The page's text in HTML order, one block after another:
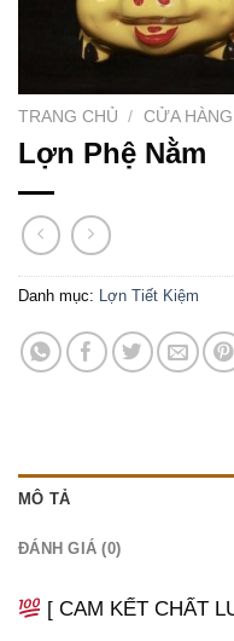
TRANG CHỦ / CỬA HÀNG
Lợn Phệ Nằm
Danh mục: Lợn Tiết Kiệm
MÔ TẢ
ĐÁNH GIÁ (0)
[ CAM KẾT CHẤT